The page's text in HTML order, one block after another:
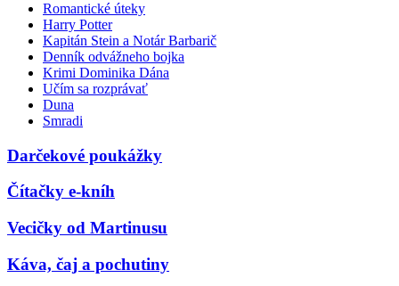
Romantické úteky
Harry Potter
Kapitán Stein a Notár Barbarič
Denník odvážneho bojka
Krimi Dominika Dána
Učím sa rozprávať
Duna
Smradi
Darčekové poukážky
Čítačky e-kníh
Vecičky od Martinusu
Káva, čaj a pochutiny